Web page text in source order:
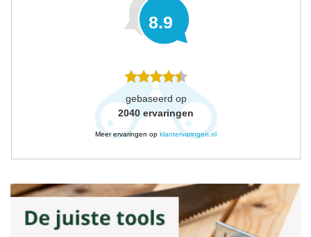
8.9
gebaseerd op
2040 ervaringen
Meer ervaringen op klantervaringen.nl